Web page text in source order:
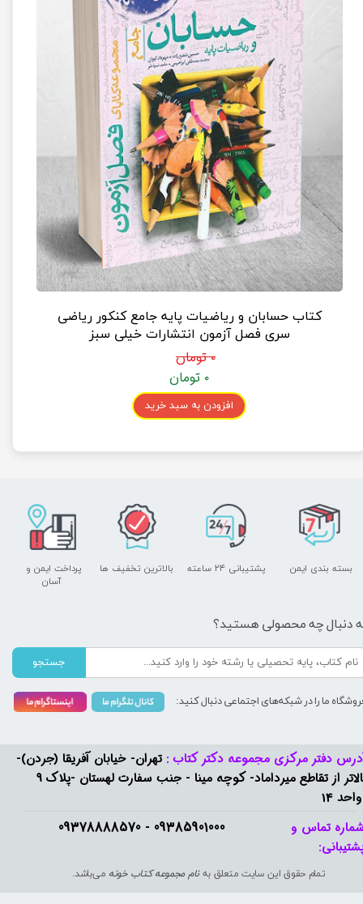
کتاب حسابان و ریاضیات پایه جامع کنکور ریاضی
سری فصل آزمون انتشارات خیلی سبز
۰ تومان
۰ تومان
افزودن به سبد خرید
09385901000 - 09378888570​​​​​​​
دفتر مرکزی مجموعه دکتر کتاب : تهران- خیابان آفریقا (جردن)-
بالاتر از تقاطع میرداماد- کوچه مینا - جنب سفارت لهستان -پلاک 9
14
تمام حقوق این سایت متعلق بهنام مجموعه کتاب خونه می‌باشد.
تماس و
پشتیبانی ۲۴ ساعته
پرداخت ایمن و ​​​​​​​
آسان
بسته بندی ایمن بالاترین تخفیف ها
دنبال چه محصولی هستید؟
جستجو
ما را در شبکه‌های اجتماعی دنبال کنید: